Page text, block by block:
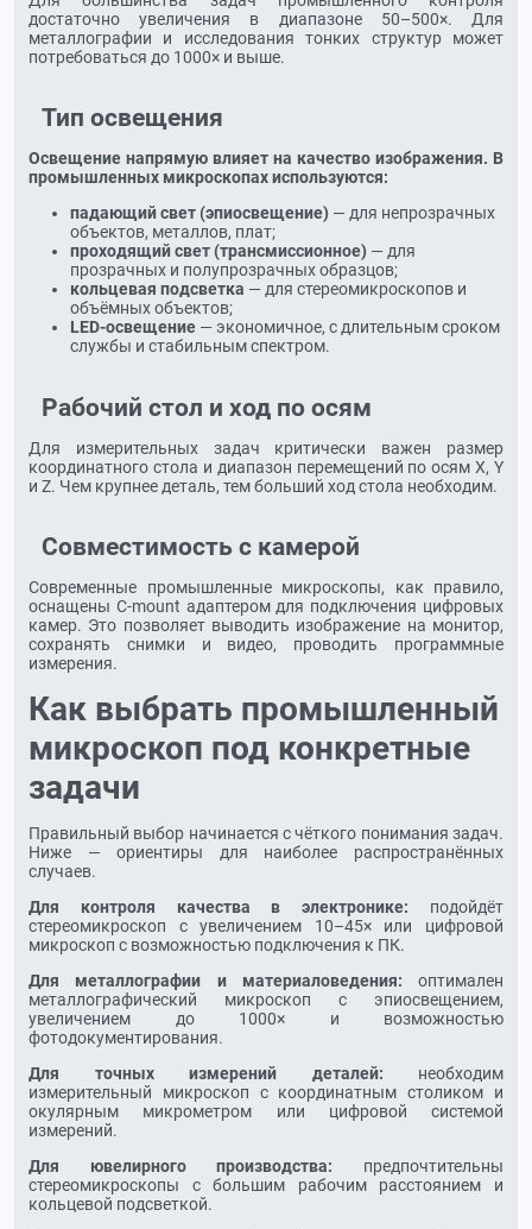
достаточно увеличения в диапазоне 50–500×. Для
металлографии и исследования тонких структур может
потребоваться до 1000× и выше.
Тип освещения
Освещение напрямую влияет на качество изображения. В
промышленных микроскопах используются:
падающий свет (эпиосвещение) — для непрозрачных
объектов, металлов, плат;
проходящий свет (трансмиссионное) — для
прозрачных и полупрозрачных образцов;
кольцевая подсветка — для стереомикроскопов и
объёмных объектов;
LED-освещение — экономичное, с длительным сроком
службы и стабильным спектром.
Рабочий стол и ход по осям
Для измерительных задач критически важен размер
координатного стола и диапазон перемещений по осям X, Y
и Z. Чем крупнее деталь, тем больший ход стола необходим.
Совместимость с камерой
Современные промышленные микроскопы, как правило,
оснащены C-mount адаптером для подключения цифровых
камер. Это позволяет выводить изображение на монитор,
сохранять снимки и видео, проводить программные
измерения.
Как выбрать промышленный
микроскоп под конкретные
задачи
Правильный выбор начинается с чёткого понимания задач.
Ниже — ориентиры для наиболее распространённых
случаев.
Для контроля качества в электронике: подойдёт
стереомикроскоп с увеличением 10–45× или цифровой
микроскоп с возможностью подключения к ПК.
Для металлографии и материаловедения: оптимален
металлографический микроскоп с эпиосвещением,
увеличением до 1000× и возможностью
фотодокументирования.
Для точных измерений деталей: необходим
измерительный микроскоп с координатным столиком и
окулярным микрометром или цифровой системой
измерений.
Для ювелирного производства: предпочтительны
стереомикроскопы с большим рабочим расстоянием и
кольцевой подсветкой.